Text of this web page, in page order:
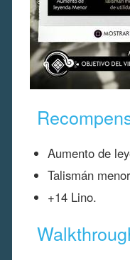
Aumento de
Talismán
+14 Lino.